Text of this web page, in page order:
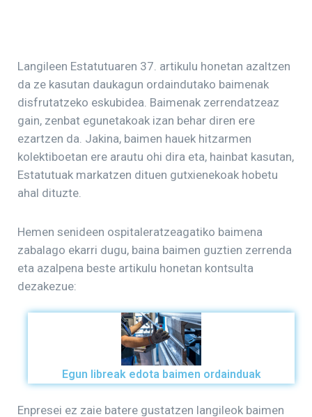
Langileen Estatutuaren 37. artikulu honetan azaltzen
da ze kasutan daukagun ordaindutako baimenak
disfrutatzeko eskubidea. Baimenak zerrendatzeaz
gain, zenbat egunetakoak izan behar diren ere
ezartzen da. Jakina, baimen hauek hitzarmen
kolektiboetan ere arautu ohi dira eta, hainbat kasutan,
Estatutuak markatzen dituen gutxienekoak hobetu
ahal dituzte.
Hemen senideen ospitaleratzeagatiko baimena
zabalago ekarri dugu, baina baimen guztien zerrenda
eta azalpena beste artikulu honetan kontsulta
dezakezue:
Egun libreak edota baimen ordainduak
Enpresei ez zaie batere gustatzen langileok baimen